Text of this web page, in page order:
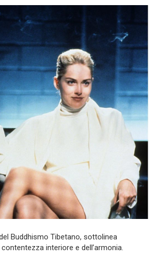
Buddhismo Tibetano, sottolinea
contentezza interiore e dell’armonia.